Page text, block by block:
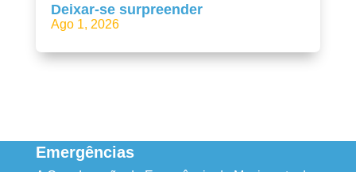
Deixar-se surpreender
Ago 1, 2026
Emergências